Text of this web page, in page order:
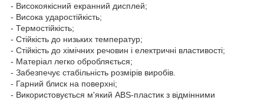
- Високоякісний екранний дисплей;
- Висока ударостійкість;
- Термостійкість;
- Стійкість до низьких температур;
- Стійкість до хімічних речовин і електричні властивості;
- Матеріал легко обробляється;
- Забезпечує стабільність розмірів виробів.
- Гарний блиск на поверхні;
- Використовується м'який ABS-пластик з відмінними